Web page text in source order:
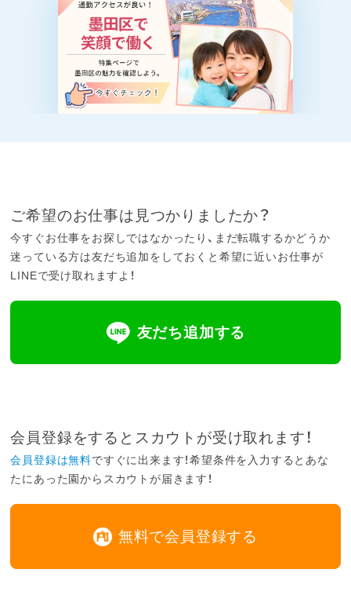
ご希望のお仕事は見つかりましたか？
今すぐお仕事をお探しではなかったり、まだ転職するかどうか
迷っている方は友だち追加をしておくと希望に近いお仕事が
LINEで受け取れますよ！
友だち追加する
会員登録をするとスカウトが受け取れます！
会員登録は無料ですぐに出来ます！希望条件を入力するとあな
たにあった園からスカウトが届きます！
無料で会員登録する